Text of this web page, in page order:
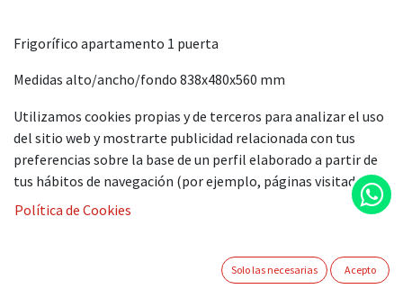
Frigorífico apartamento 1 puerta
Medidas alto/ancho/fondo 838x480x560 mm
Clasificación energética E
Volumen total neto 82 L
Volumen refrigerador neto 74 L
Utilizamos cookies propias y de terceros para analizar el uso
del sitio web y mostrarte publicidad relacionada con tus
preferencias sobre la base de un perfil elaborado a partir de
tus hábitos de navegación (por ejemplo, páginas visitadas).
Política de Cookies
Solo las necesarias Acepto